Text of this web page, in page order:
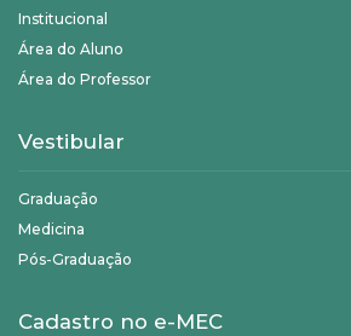
Institucional
Área do Aluno
Área do Professor
Vestibular
Graduação
Medicina
Pós-Graduação
Cadastro no e-MEC